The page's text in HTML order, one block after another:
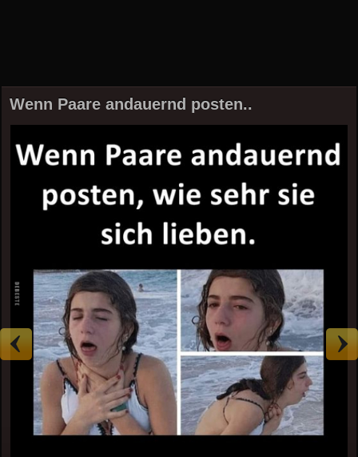
Wenn Paare andauernd posten..